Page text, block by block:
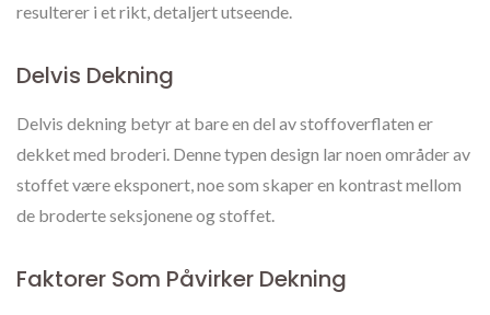
resulterer i et rikt, detaljert utseende.
Delvis Dekning
Delvis dekning betyr at bare en del av stoffoverflaten er
dekket med broderi. Denne typen design lar noen områder av
stoffet være eksponert, noe som skaper en kontrast mellom
de broderte seksjonene og stoffet.
Faktorer Som Påvirker Dekning